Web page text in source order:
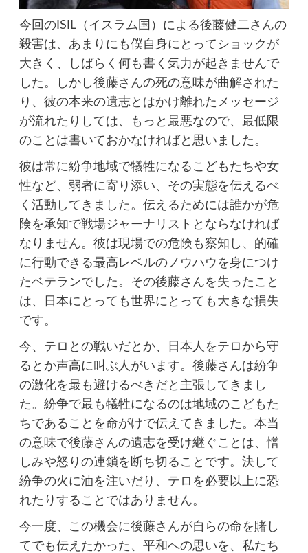
今回のISIL（イスラム国）による後藤健二さんの
殺害は、あまりにも僕自身にとってショックが
大きく、しばらく何も書く気力が起きませんで
した。しかし後藤さんの死の意味が曲解された
り、彼の本来の遺志とはかけ離れたメッセージ
が流れたりしては、もっと最悪なので、最低限
のことは書いておかなければと思いました。
彼は常に紛争地域で犠牲になるこどもたちや女
性など、弱者に寄り添い、その実態を伝えるべ
く活動してきました。伝えるためには誰かが危
険を承知で戦場ジャーナリストとならなければ
なりません。彼は現場での危険も察知し、的確
に行動できる最高レベルのノウハウを身につけ
たベテランでした。その後藤さんを失ったこと
は、日本にとっても世界にとっても大きな損失
です。
今、テロとの戦いだとか、日本人をテロから守
るとか声高に叫ぶ人がいます。後藤さんは紛争
の激化を最も避けるべきだと主張してきまし
た。紛争で最も犠牲になるのは地域のこどもた
ちであることを命がけで伝えてきました。本当
の意味で後藤さんの遺志を受け継ぐことは、憎
しみや怒りの連鎖を断ち切ることです。決して
紛争の火に油を注いだり、テロを必要以上に恐
れたりすることではありません。
今一度、この機会に後藤さんが自らの命を賭し
てでも伝えたかった、平和への思いを、私たち